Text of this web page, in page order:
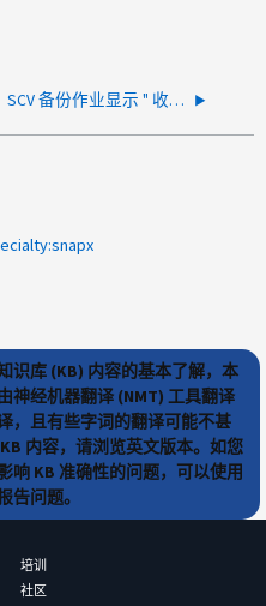
SCV 备份作业显示 " 收件人地址被拒绝 " 警告
识库 (KB) 内容的基本了解，本
神经机器翻译 (NMT) 工具翻译
，且有些字词的翻译可能不甚
内容，请浏览英文版本。如您
响 KB 准确性的问题，可以使用
告问题。
培训
社区